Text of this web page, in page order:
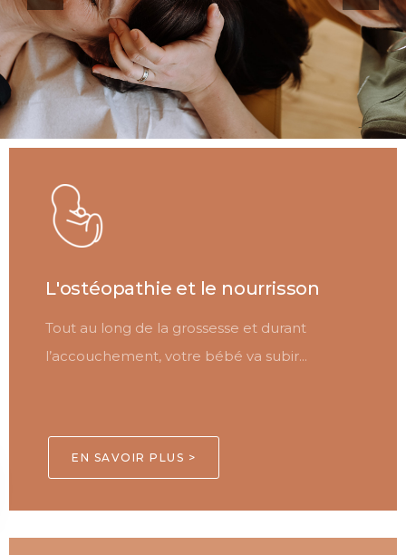
L'ostéopathie et le nourrisson
Tout au long de la grossesse et durant
l’accouchement, votre bébé va subir...
EN SAVOIR PLUS >